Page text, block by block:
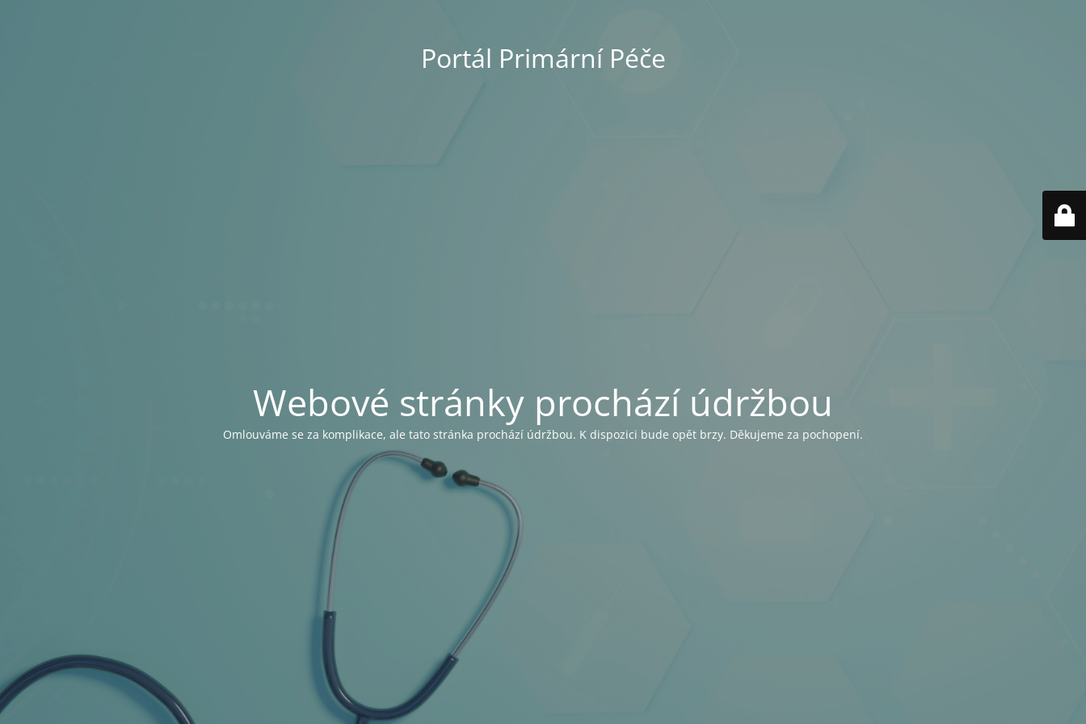
Portál Primární Péče
Webové stránky prochází údržbou
Omlouváme se za komplikace, ale tato stránka prochází údržbou. K dispozici bude opět brzy. Děkujeme za pochopení.